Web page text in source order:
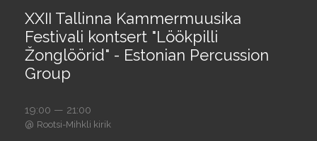
XXII Tallinna Kammermuusika
Festivali kontsert "Löökpilli
Žonglöörid" - Estonian Percussion
Group
19:00 — 21:00
@ Rootsi-Mihkli kirik